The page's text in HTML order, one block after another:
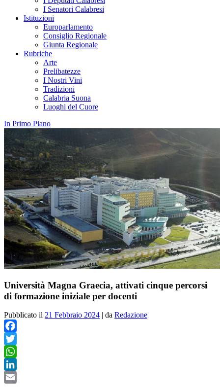
I Senatori Calabresi
Istituzioni
Europarlamento
Consiglio Regionale
Giunta Regionale
Rubriche
Arte
Prelibatezze
I Nostri Vini
Tradizioni
Calabria Suona
Luoghi del Cuore
In Primo Piano
Università Magna Graecia, attivati cinque percorsi
di formazione iniziale per docenti
Pubblicato il 21 Febbraio 2024 | da Redazione
Facebook
Twitter
WhatsApp
LinkedIn